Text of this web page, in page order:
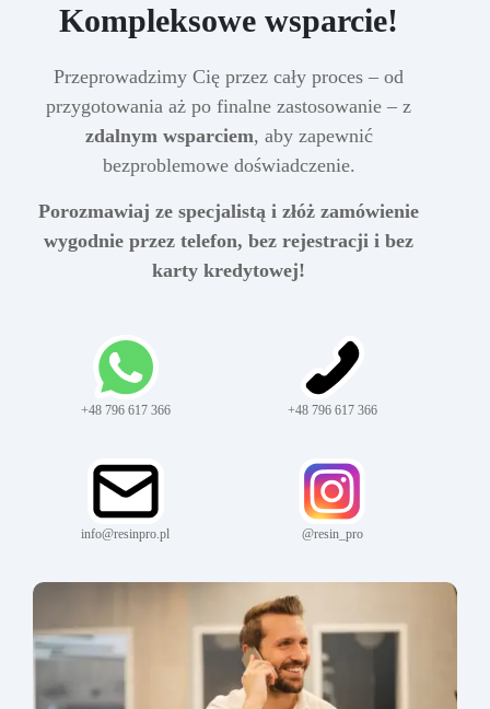
Kompleksowe wsparcie!
Przeprowadzimy Cię przez cały proces – od
przygotowania aż po finalne zastosowanie – z
zdalnym wsparciem, aby zapewnić
bezproblemowe doświadczenie.
Porozmawiaj ze specjalistą i złóż zamówienie
wygodnie przez telefon, bez rejestracji i bez
karty kredytowej!
+48 796 617 366 +48 796 617 366
info@resinpro.pl @resin_pro